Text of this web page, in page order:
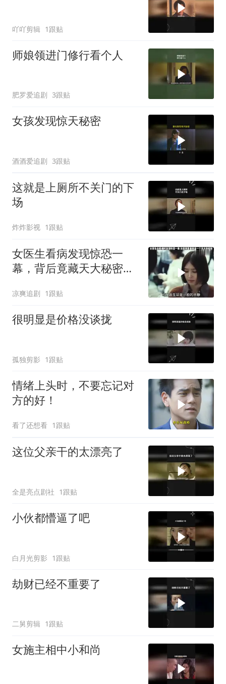
吖吖剪辑 1跟贴
师娘领进门修行看个人
肥罗爱追剧 3跟贴
女孩发现惊天秘密
酒酒爱追剧 3跟贴
这就是上厕所不关门的下
场
炸炸影视 1跟贴
女医生看病发现惊恐一
幕，背后竟藏天大秘密，
凉爽追剧 1跟贴
很明显是价格没谈拢
孤独剪影 1跟贴
情绪上头时，不要忘记对
方的好！
看了还想看 1跟贴
这位父亲干的太漂亮了
全是亮点剧社 1跟贴
小伙都懵逼了吧
白月光剪影 1跟贴
劫财已经不重要了
二舅剪辑 1跟贴
女施主相中小和尚